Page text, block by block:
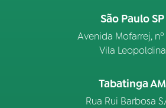
São Paulo SP
Avenida Mofarrej, nº
Vila Leopoldina
Tabatinga AM
Rua Rui Barbosa